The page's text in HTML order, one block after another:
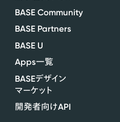
BASE Community
BASE Partners
BASE U
Apps一覧
BASEデザイン
マーケット
開発者向けAPI